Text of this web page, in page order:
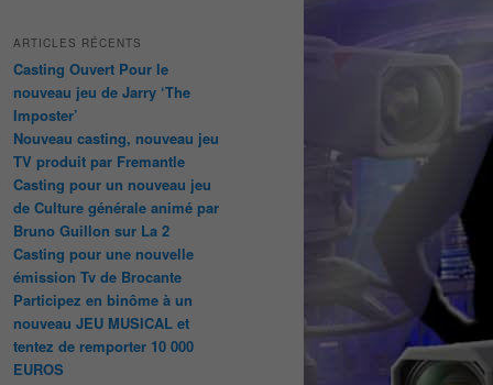
ARTICLES RÉCENTS
Casting Ouvert Pour le
nouveau jeu de Jarry ‘The
Imposter’
Nouveau casting, nouveau jeu
TV produit par Fremantle
Casting pour un nouveau jeu
de Culture générale animé par
Bruno Guillon sur La 2
Casting pour une nouvelle
émission Tv de Brocante
Participez en binôme à un
nouveau JEU MUSICAL et
tentez de remporter 10 000
EUROS